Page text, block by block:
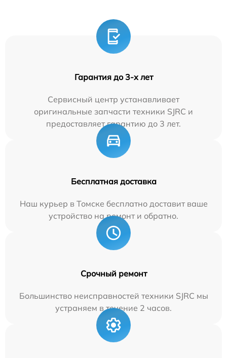
Гарантия до 3-х лет
Сервисный центр устанавливает
оригинальные запчасти техники SJRC и
предоставляет гарантию до 3 лет.
Бесплатная доставка
Наш курьер в Томске бесплатно доставит ваше
устройство на ремонт и обратно.
Срочный ремонт
Большинство неисправностей техники SJRC мы
устраняем в течение 2 часов.